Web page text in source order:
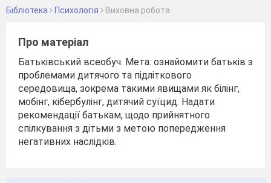
Бібліотека Психологія Виховна робота
Про матеріал
Батьківський всеобуч. Мета: ознайомити батьків з
проблемами дитячого та підліткового
середовища, зокрема такими явищами як білінг,
мобінг, кібербулінг, дитячий суїцид. Надати
рекомендації батькам, щодо прийнятного
спілкування з дітьми з метою попередження
негативних наслідків.